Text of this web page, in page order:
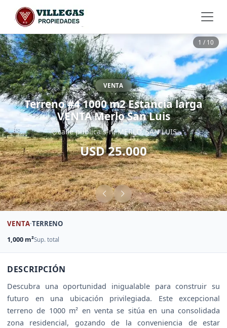
1 / 10
VENTA
Terreno #4 1000 m2 Estancia larga
VENTA Merlo San Luis
calle publica s-n, MERLO, SAN LUIS
USD 25.000
VENTA·TERRENO
1,000 m²Sup. total
DESCRIPCIÓN
Descubra una oportunidad inigualable para construir su
futuro en una ubicación privilegiada. Este excepcional
terreno de 1000 m² en venta se sitúa en una consolidada
zona residencial, gozando de la conveniencia de estar